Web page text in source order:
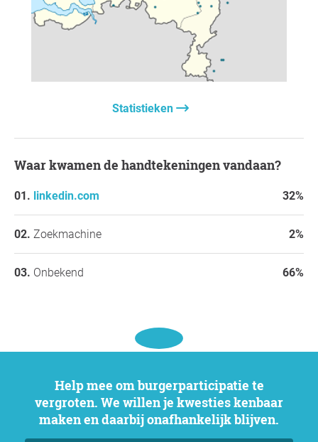
Statistieken
Waar kwamen de handtekeningen vandaan?
linkedin.com 32%
Zoekmachine 2%
Onbekend 66%
Help mee om burgerparticipatie te
vergroten. We willen je kwesties kenbaar
maken en daarbij onafhankelijk blijven.